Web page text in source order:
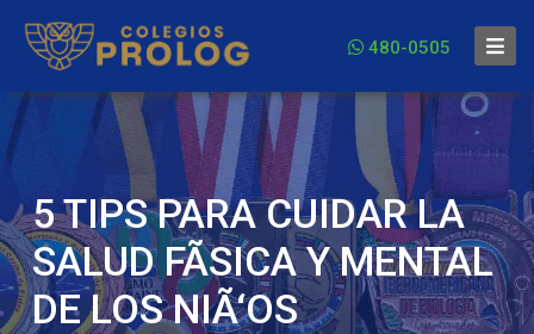
480-0505
5 TIPS PARA CUIDAR LA
SALUD FÃSICA Y MENTAL
DE LOS NIÃ‘OS